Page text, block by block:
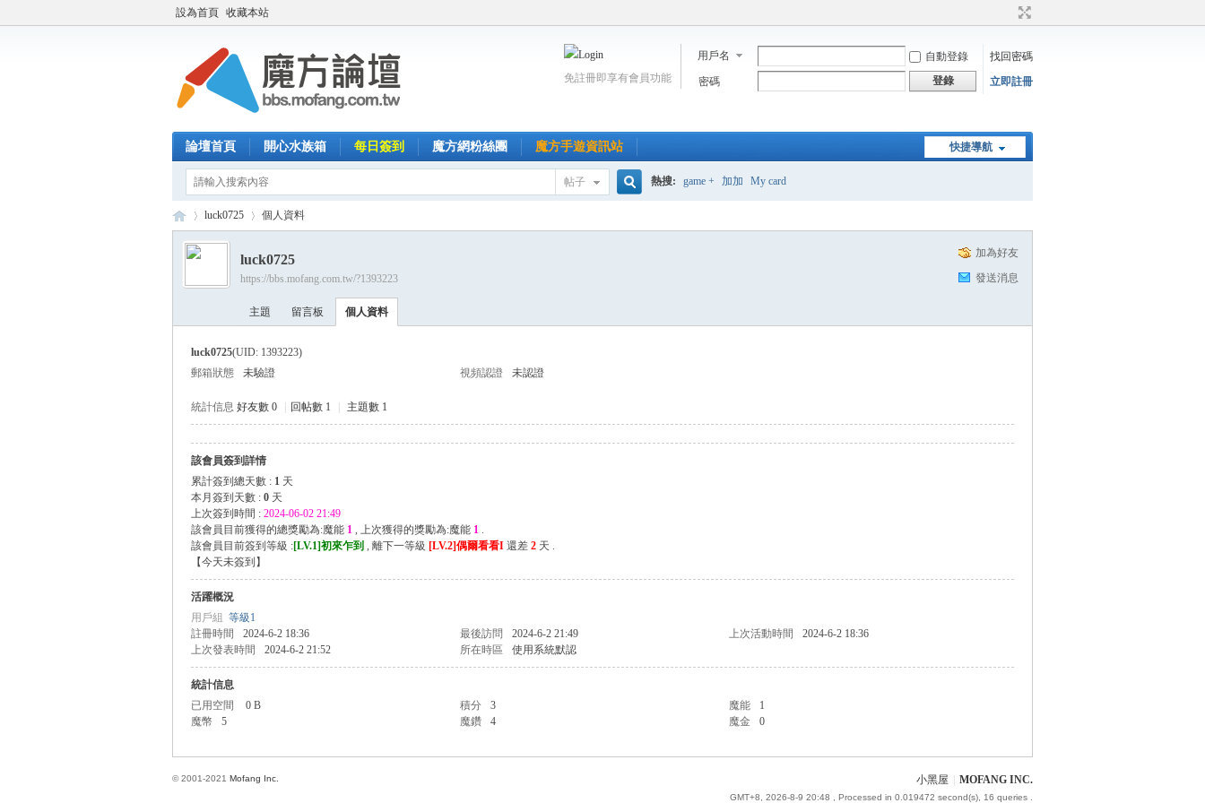
設為首頁 收藏本站
用戶名 自動登錄
找回密碼
密碼
登錄 立即註冊
免註冊即享有會員功能
快捷導航
論壇首頁 開心水族箱 每日簽到 魔方網粉絲團 魔方手遊資訊站
帖子 熱搜: game + 加加 My card
›
luck0725 個人資料
加為好友
發送消息
luck0725
https://bbs.mofang.com.tw/?1393223
主題 留言板 個人資料
luck0725(UID: 1393223)
郵箱狀態
未驗證 視頻認證 未認證
統計信息 好友數 0 回帖數 1 主題數 1
該會員簽到詳情
累計簽到總天數 : 1 天
本月簽到天數 : 0 天
上次簽到時間 : 2024-06-02 21:49
該會員目前獲得的總獎勵為:魔能 1 , 上次獲得的獎勵為:魔能 1 .
該會員目前簽到等級 :[LV.1]初來乍到 , 離下一等級 [LV.2]偶爾看看I 還差 2 天 .
【今天未簽到 】
活躍概況
用戶組 等級1
註冊時間
2024-6-2 18:36 最後訪問 2024-6-2 21:49 上次活動時間
2024-6-2 18:36
上次發表時間
2024-6-2 21:52 所在時區 使用系統默認
統計信息
已用空間
0 B 積分 3 魔能
1
魔幣
5 魔鑽 4 魔金 0
小黑屋 MOFANG INC.
GMT+8, 2026-8-9 20:48 , Processed in 0.019472 second(s), 16 queries .
© 2001-2021 Mofang Inc.